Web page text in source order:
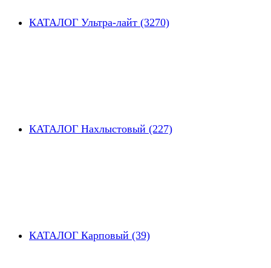
КАТАЛОГ Ультра-лайт (3270)
КАТАЛОГ Нахлыстовый (227)
КАТАЛОГ Карповый (39)